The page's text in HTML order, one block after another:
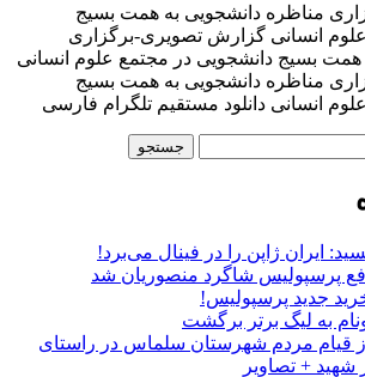
مناظره دانشجویی به همت بسیج
انسانی گزارش تصویری-برگزاری
همت بسیج دانشجویی در مجتمع علوم انسانی
مناظره دانشجویی به همت بسیج
انسانی دانلود مستقیم تلگرام فارسی
ایران ژاپن را در فینال می‌برد!
پرسپولیس شاگرد منصوریان شد
جدید پرسپولیس!
به لیگ برتر برگشت
از قیام مردم شهرستان سلماس در راستای
شهید + تصاویر